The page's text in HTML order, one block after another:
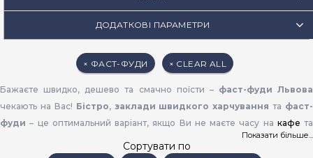
ДОДАТКОВІ ПАРАМЕТРИ
× ФАСТ-ФУДИ × CLEAR ALL
Бажаєте швидко, дешево та смачно поїсти – фаст-фуди Львова
чекають на Вас! Бістро,заклади швидкого харчування та фаст-
фуди – це оптимальний варіант, якщо Ви не маєте часу на кафе та
, але хочете попоїсти. Показати більше...
Сортувати по